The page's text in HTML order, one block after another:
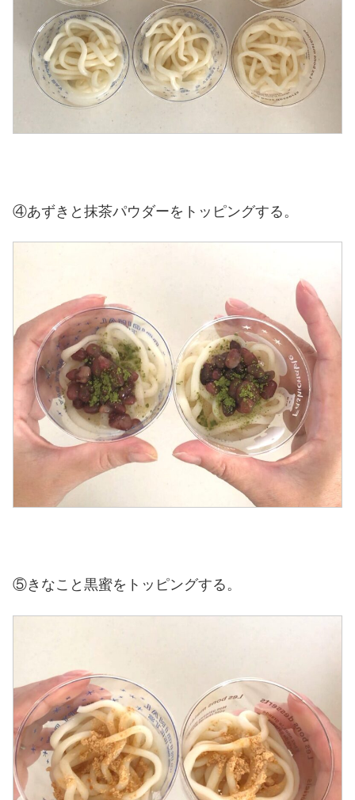
④あずきと抹茶パウダーをトッピングする。
⑤きなこと黒蜜をトッピングする。